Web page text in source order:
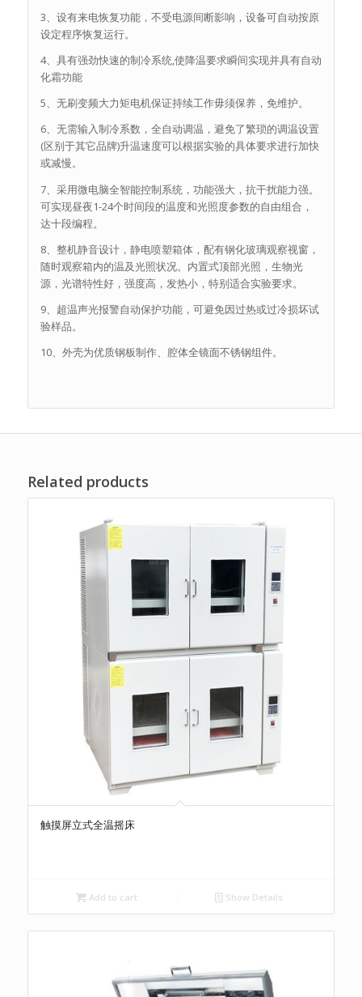
3、设有来电恢复功能，不受电源间断影响，设备可自动按原
设定程序恢复运行。
4、具有强劲快速的制冷系统,使降温要求瞬间实现并具有自动
化霜功能
5、无刷变频大力矩电机保证持续工作毋须保养，免维护。
6、无需输入制冷系数，全自动调温，避免了繁琐的调温设置
(区别于其它品牌)升温速度可以根据实验的具体要求进行加快
或减慢。
7、采用微电脑全智能控制系统，功能强大，抗干扰能力强。
可实现昼夜1-24个时间段的温度和光照度参数的自由组合，
达十段编程。
8、整机静音设计，静电喷塑箱体，配有钢化玻璃观察视窗，
随时观察箱内的温及光照状况。内置式顶部光照，生物光
源，光谱特性好，强度高，发热小，特别适合实验要求。
9、超温声光报警自动保护功能，可避免因过热或过冷损坏试
验样品。
10、外壳为优质钢板制作、腔体全镜面不锈钢组件。
Related products
触摸屏立式全温摇床
Add to cart Show Details